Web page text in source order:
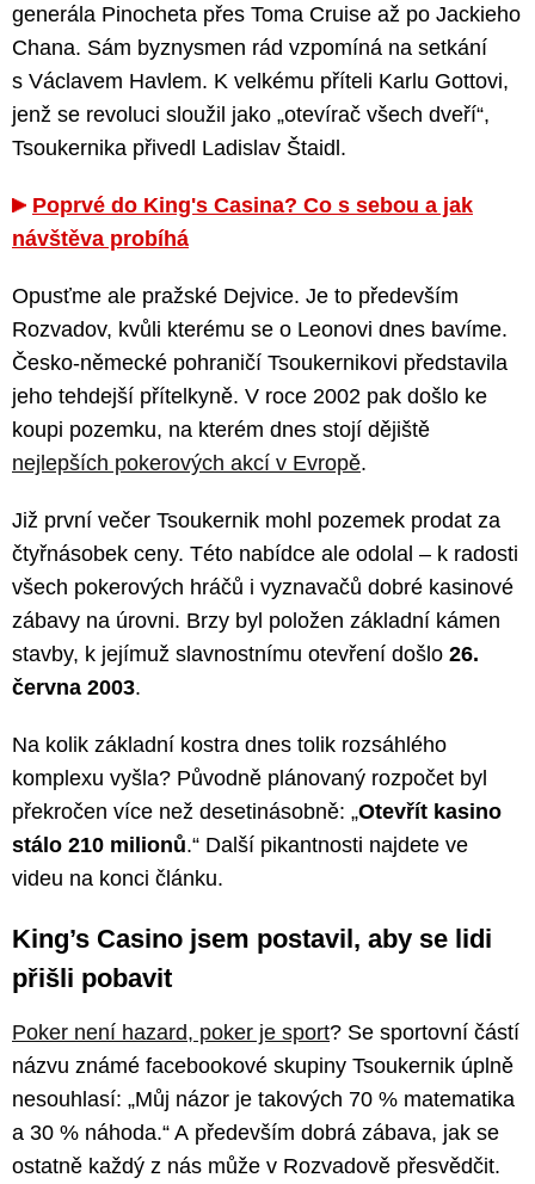
generála Pinocheta přes Toma Cruise až po Jackieho
Chana. Sám byznysmen rád vzpomíná na setkání
s Václavem Havlem. K velkému příteli Karlu Gottovi,
jenž se revoluci sloužil jako „otevírač všech dveří“,
Tsoukernika přivedl Ladislav Štaidl.
Poprvé do King's Casina? Co s sebou a jak
návštěva probíhá
Opusťme ale pražské Dejvice. Je to především
Rozvadov, kvůli kterému se o Leonovi dnes bavíme.
Česko-německé pohraničí Tsoukernikovi představila
jeho tehdejší přítelkyně. V roce 2002 pak došlo ke
koupi pozemku, na kterém dnes stojí dějiště
nejlepších pokerových akcí v Evropě.
Již první večer Tsoukernik mohl pozemek prodat za
čtyřnásobek ceny. Této nabídce ale odolal – k radosti
všech pokerových hráčů i vyznavačů dobré kasinové
zábavy na úrovni. Brzy byl položen základní kámen
stavby, k jejímuž slavnostnímu otevření došlo 26.
června 2003.
Na kolik základní kostra dnes tolik rozsáhlého
komplexu vyšla? Původně plánovaný rozpočet byl
překročen více než desetinásobně: „Otevřít kasino
stálo 210 milionů.“ Další pikantnosti najdete ve
videu na konci článku.
King’s Casino jsem postavil, aby se lidi
přišli pobavit
Poker není hazard, poker je sport? Se sportovní částí
názvu známé facebookové skupiny Tsoukernik úplně
nesouhlasí: „Můj názor je takových 70 % matematika
a 30 % náhoda.“ A především dobrá zábava, jak se
ostatně každý z nás může v Rozvadově přesvědčit.